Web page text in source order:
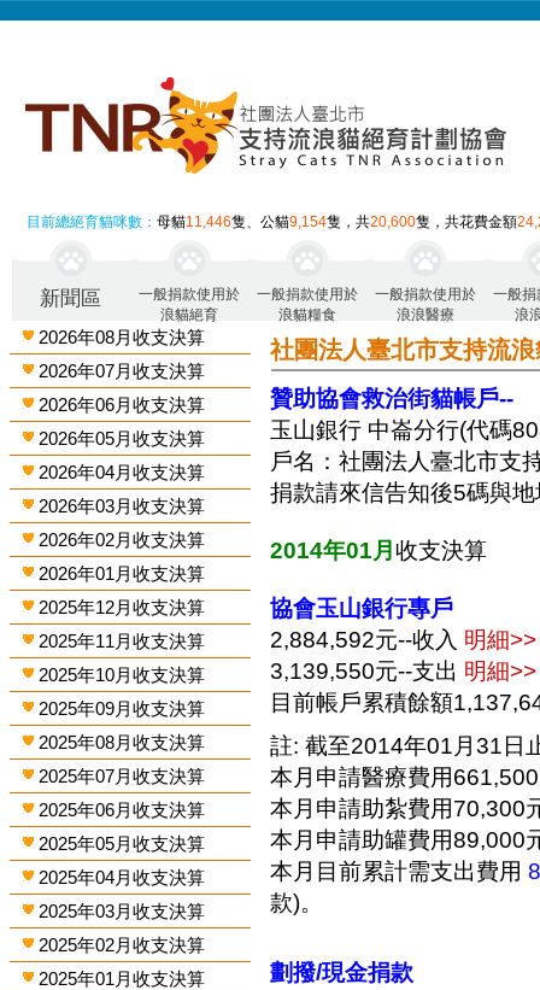
目前總絕育貓咪數：母貓11,446隻、公貓9,154隻，共20,600隻，共花費金額
新聞區
一般捐款使用於
浪貓絕育
一般捐款使用於
浪貓糧食
一般捐款使用於
浪浪醫療
一般捐
浪
2026年08月收支決算
2026年07月收支決算
2026年06月收支決算
2026年05月收支決算
2026年04月收支決算
2026年03月收支決算
2026年02月收支決算
2026年01月收支決算
2025年12月收支決算
2025年11月收支決算
2025年10月收支決算
2025年09月收支決算
2025年08月收支決算
2025年07月收支決算
2025年06月收支決算
2025年05月收支決算
2025年04月收支決算
2025年03月收支決算
2025年02月收支決算
2025年01月收支決算
社團法人臺北市支持流
贊助協會救治街貓帳戶--
玉山銀行 中崙分行(代碼
戶名：社團法人臺北市支
捐款請來信告知後5碼與
2014年01月收支決算
協會玉山銀行專戶
2,884,592元--收入 明細>>
3,139,550元--支出 明細>>
目前帳戶累積餘額
註: 截至2014年01月31日
本月申請醫療費用
本月申請助紮費用70,300
本月申請助罐費用89,000
本月目前累計需支出費用
款)。
劃撥/現金捐款